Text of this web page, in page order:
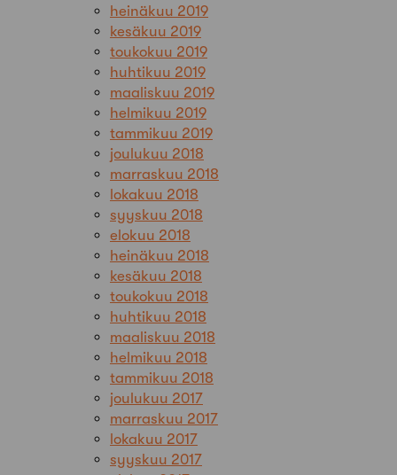
heinäkuu 2019
kesäkuu 2019
toukokuu 2019
huhtikuu 2019
maaliskuu 2019
helmikuu 2019
tammikuu 2019
joulukuu 2018
marraskuu 2018
lokakuu 2018
syyskuu 2018
elokuu 2018
heinäkuu 2018
kesäkuu 2018
toukokuu 2018
huhtikuu 2018
maaliskuu 2018
helmikuu 2018
tammikuu 2018
joulukuu 2017
marraskuu 2017
lokakuu 2017
syyskuu 2017